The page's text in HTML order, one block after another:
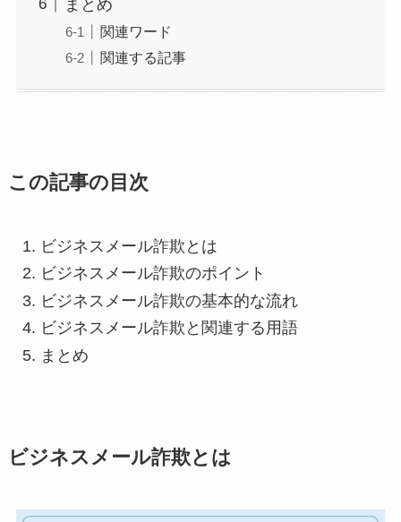
まとめ
関連ワード
関連する記事
この記事の目次
ビジネスメール詐欺とは
ビジネスメール詐欺のポイント
ビジネスメール詐欺の基本的な流れ
ビジネスメール詐欺と関連する用語
まとめ
ビジネスメール詐欺とは